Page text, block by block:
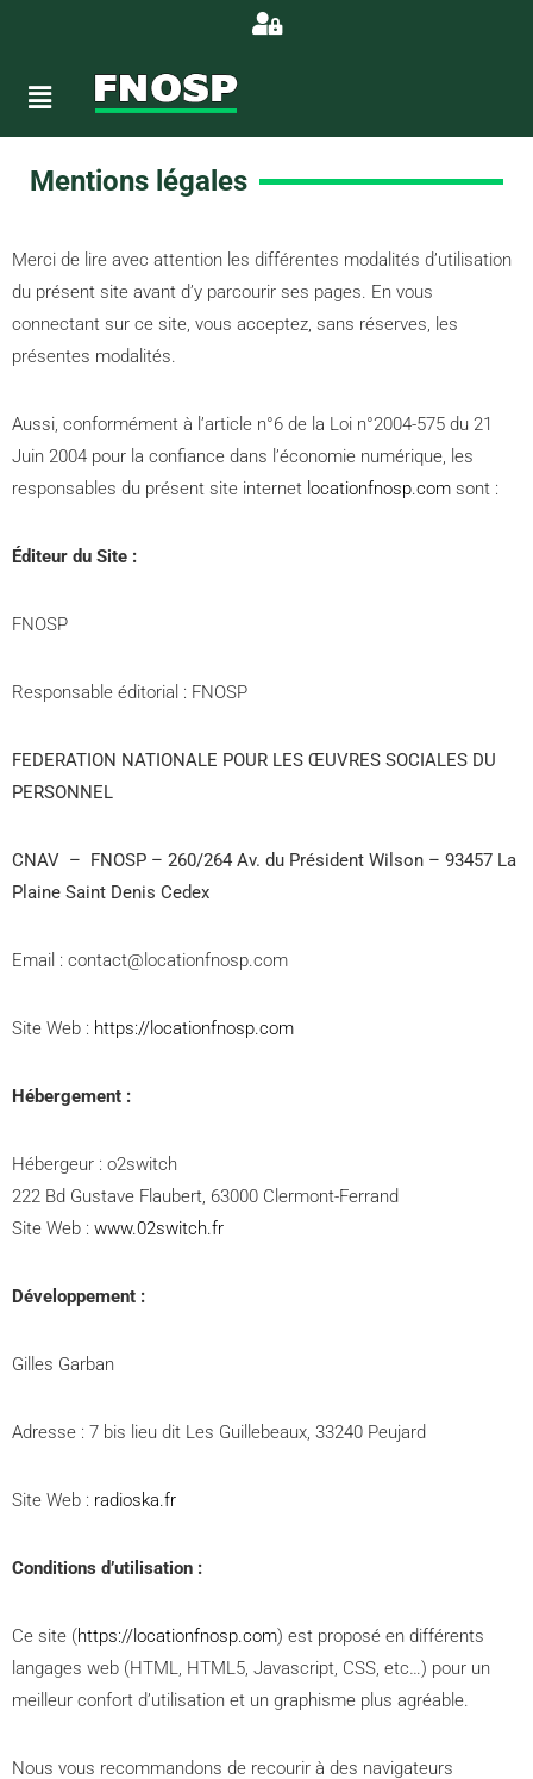
Mentions légales
Merci de lire avec attention les différentes modalités d’utilisation
du présent site avant d’y parcourir ses pages. En vous
connectant sur ce site, vous acceptez, sans réserves, les
présentes modalités.
Aussi, conformément à l’article n°6 de la Loi n°2004-575 du 21
Juin 2004 pour la confiance dans l’économie numérique, les
responsables du présent site internet locationfnosp.com sont :
Éditeur du Site :
FNOSP
Responsable éditorial : FNOSP
FEDERATION NATIONALE POUR LES ŒUVRES SOCIALES DU
PERSONNEL
CNAV – FNOSP – 260/264 Av. du Président Wilson – 93457 La
Plaine Saint Denis Cedex
Email : contact@locationfnosp.com
Site Web : https://locationfnosp.com
Hébergement :
Hébergeur : o2switch
222 Bd Gustave Flaubert, 63000 Clermont-Ferrand
Site Web : www.02switch.fr
Développement :
Gilles Garban
Adresse : 7 bis lieu dit Les Guillebeaux, 33240 Peujard
Site Web : radioska.fr
Conditions d’utilisation :
Ce site (https://locationfnosp.com) est proposé en différents
langages web (HTML, HTML5, Javascript, CSS, etc…) pour un
meilleur confort d’utilisation et un graphisme plus agréable.
Nous vous recommandons de recourir à des navigateurs